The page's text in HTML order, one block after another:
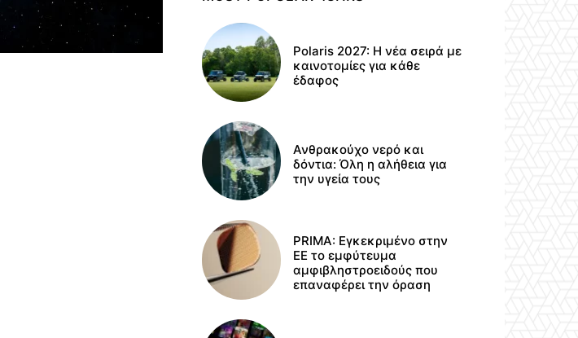
Polaris 2027: Η νέα σειρά με
καινοτομίες για κάθε
έδαφος
Ανθρακούχο νερό και
δόντια: Όλη η αλήθεια για
την υγεία τους
PRIMA: Εγκεκριμένο στην
ΕΕ το εμφύτευμα
αμφιβληστροειδούς που
επαναφέρει την όραση